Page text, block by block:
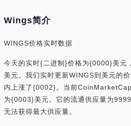
Wings简介
WINGS价格实时数据
今天的实时{二进制}价格为{0000}美元
美元。我们实时更新WINGS到美元的
内上涨了{0002}。当前
为{0003}美元。它的流通供应量为
无法获得最大供应量。